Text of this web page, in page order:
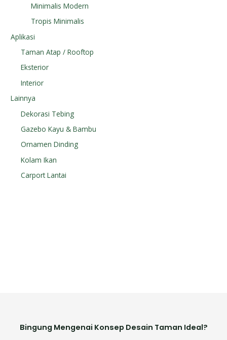
Minimalis Modern
Tropis Minimalis
Aplikasi
Taman Atap / Rooftop
Eksterior
Interior
Lainnya
Dekorasi Tebing
Gazebo Kayu & Bambu
Ornamen Dinding
Kolam Ikan
Carport Lantai
Bingung Mengenai Konsep Desain Taman Ideal?